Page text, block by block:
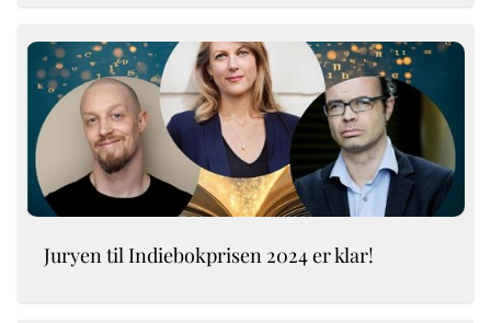
Juryen til Indiebokprisen 2024 er klar!